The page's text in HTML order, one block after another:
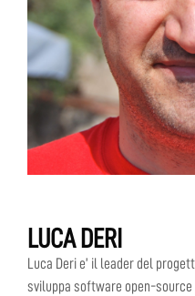
LUCA DERI
Luca Deri e’ il leader del
sviluppa software open-